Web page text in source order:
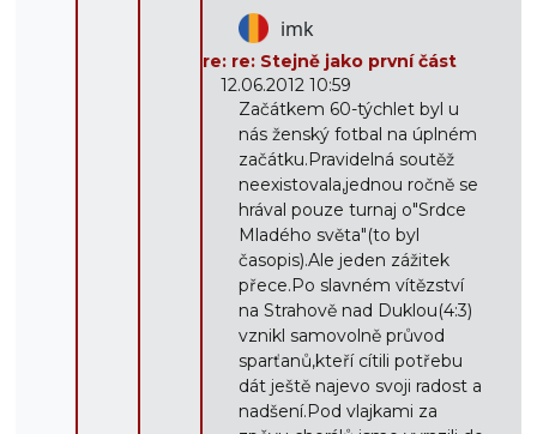
imk
re: re: Stejně jako první část
12.06.2012 10:59
Začátkem 60-týchlet byl u
nás ženský fotbal na úplném
začátku.Pravidelná soutěž
neexistovala,jednou ročně se
hrával pouze turnaj o"Srdce
Mladého světa"(to byl
časopis).Ale jeden zážitek
přece.Po slavném vítězství
na Strahově nad Duklou(4:3)
vznikl samovolně průvod
sparťanů,kteří cítili potřebu
dát ještě najevo svoji radost a
nadšení.Pod vlajkami za